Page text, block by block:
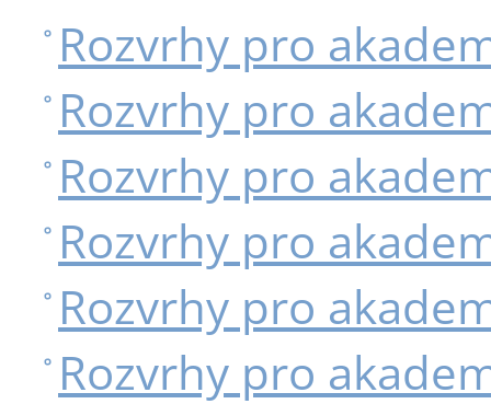
Rozvrhy pro
Rozvrhy pro
Rozvrhy pro
Rozvrhy pro
Rozvrhy pro
Rozvrhy pro